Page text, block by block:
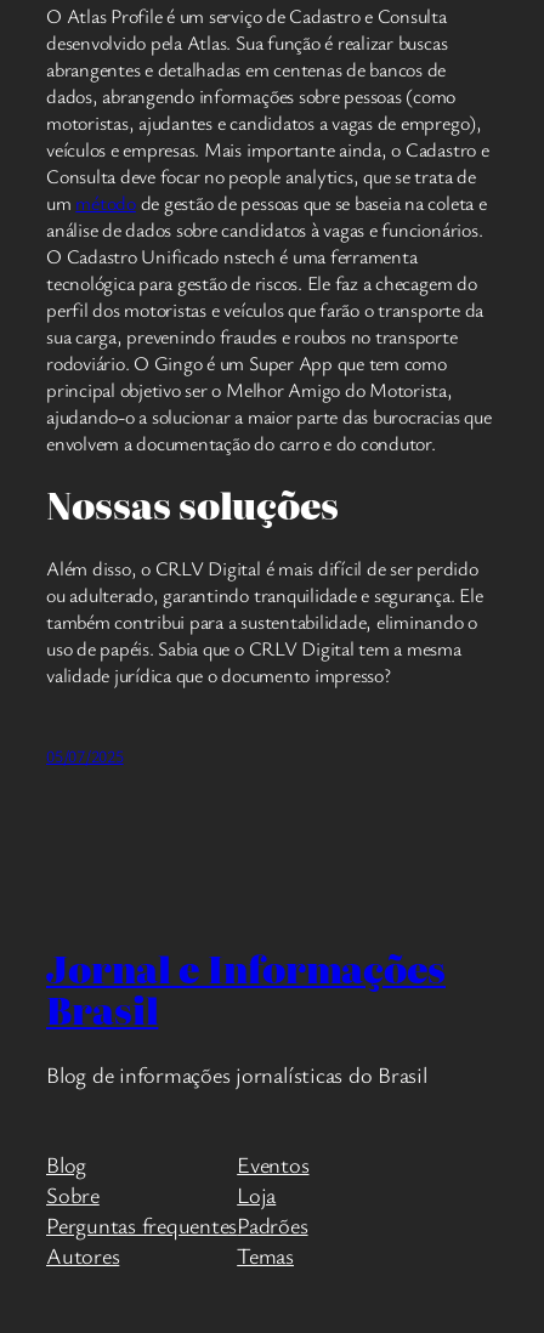
O Atlas Profile é um serviço de Cadastro e Consulta
desenvolvido pela Atlas. Sua função é realizar buscas
abrangentes e detalhadas em centenas de bancos de
dados, abrangendo informações sobre pessoas (como
motoristas, ajudantes e candidatos a vagas de emprego),
veículos e empresas. Mais importante ainda, o Cadastro e
Consulta deve focar no people analytics, que se trata de
um métodode gestão de pessoas que se baseia na coleta e
análise de dados sobre candidatos à vagas e funcionários.
O Cadastro Unificado nstech é uma ferramenta
tecnológica para gestão de riscos. Ele faz a checagem do
perfil dos motoristas e veículos que farão o transporte da
sua carga, prevenindo fraudes e roubos no transporte
rodoviário. O Gingo é um Super App que tem como
principal objetivo ser o Melhor Amigo do Motorista,
ajudando-o a solucionar a maior parte das burocracias que
envolvem a documentação do carro e do condutor.
Nossas soluções
Além disso, o CRLV Digital é mais difícil de ser perdido
ou adulterado, garantindo tranquilidade e segurança. Ele
também contribui para a sustentabilidade, eliminando o
uso de papéis. Sabia que o CRLV Digital tem a mesma
validade jurídica que o documento impresso?
05/07/2025
Jornal e Informações
Brasil
Blog de informações jornalísticas do Brasil
Blog
Sobre
Perguntas frequentes
Autores
Eventos
Loja
Padrões
Temas